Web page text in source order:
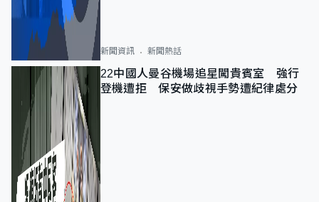
新聞資訊 新聞熱話
22中國人曼谷機場追星闖貴賓室 強行
登機遭拒 保安做歧視手勢遭紀律處分